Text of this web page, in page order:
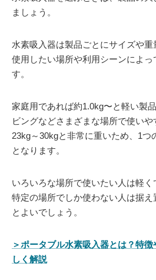
ましょう。
水素吸入器は製品ごとにサイズや重
使用したい場所や利用シーンによっ
す。
家庭用であれば約1.0kg〜と軽い製
ビングなどさまざまな場所で使い
23kg～30kgと非常に重いため、1つ
となります。
いろいろな場所で使いたい人は軽く
特定の場所でしか使わない人は据
とよいでしょう。
＞ポータブル水素吸入器とは？特
しく解説